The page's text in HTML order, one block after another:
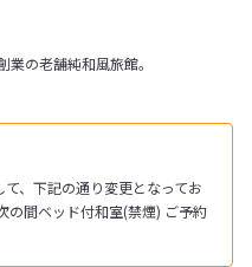
て、下記の通り変更となってお
の間ベッド付和室(禁煙) ご予約
の老舗純和風旅館。